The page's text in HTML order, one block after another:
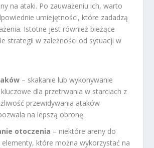
na ataki. Po zauważeniu ich, warto
umiejętności, które zadadzą
Istotne jest również bieżące
strategii w zależności od sytuacji w
– skakanie lub wykonywanie
dla przetrwania w starciach z
przewidywania ataków
na lepszą obronę.
otoczenia – niektóre areny do
które można wykorzystać na